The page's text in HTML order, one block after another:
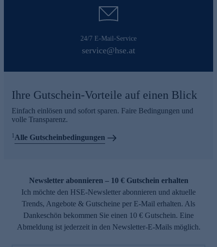
24/7 E-Mail-Service
service@hse.at
Ihre Gutschein-Vorteile auf einen Blick
Einfach einlösen und sofort sparen. Faire Bedingungen und
volle Transparenz.
1Alle Gutscheinbedingungen
Newsletter abonnieren – 10 € Gutschein erhalten
Ich möchte den HSE-Newsletter abonnieren und aktuelle
Trends, Angebote & Gutscheine per E-Mail erhalten. Als
Dankeschön bekommen Sie einen 10 € Gutschein. Eine
Abmeldung ist jederzeit in den Newsletter-E-Mails möglich.